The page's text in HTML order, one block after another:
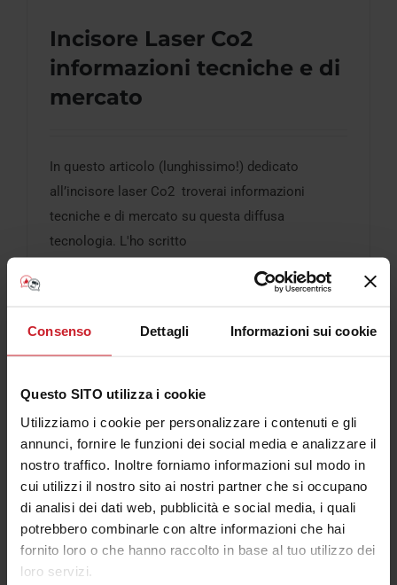
Consenso Dettagli Informazioni sui cookie
Questo SITO utilizza i cookie
Utilizziamo i cookie per personalizzare i contenuti e gli
annunci, fornire le funzioni dei social media e analizzare il
nostro traffico. Inoltre forniamo informazioni sul modo in
cui utilizzi il nostro sito ai nostri partner che si occupano
di analisi dei dati web, pubblicità e social media, i quali
potrebbero combinarle con altre informazioni che hai
fornito loro o che hanno raccolto in base al tuo utilizzo dei
loro servizi.
Incisore Laser Co2
informazioni tecniche e di
mercato
In questo articolo (lunghissimo!) dedicato
all’incisore laser Co2 troverai informazioni
tecniche e di mercato su questa diffusa
tecnologia. L'ho scritto
Iscriviti al Canale Youtube Consulenza Plotter
Articolo più letti